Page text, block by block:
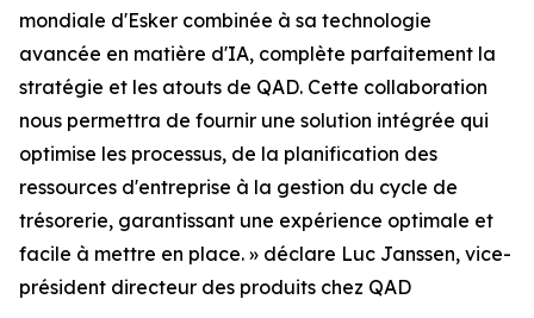
mondiale d'Esker combinée à sa technologie
avancée en matière d'IA, complète parfaitement la
stratégie et les atouts de QAD. Cette collaboration
nous permettra de fournir une solution intégrée qui
optimise les processus, de la planification des
ressources d'entreprise à la gestion du cycle de
trésorerie, garantissant une expérience optimale et
facile à mettre en place. » déclare Luc Janssen, vice-
président directeur des produits chez QAD